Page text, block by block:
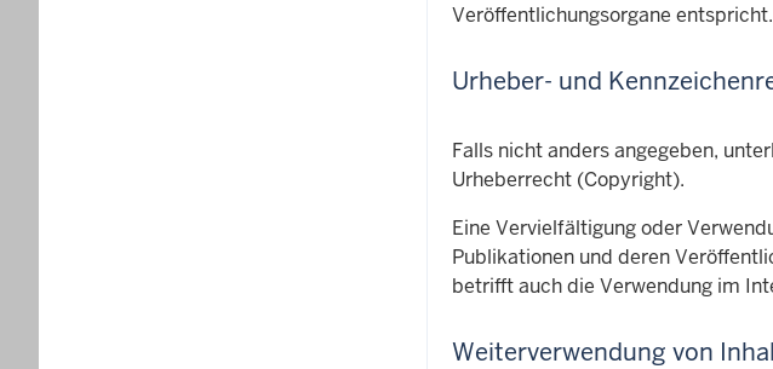
Veröffentlichungsorgane entspricht.
Urheber- und
Falls nicht anders angegeben,
Urheberrecht (Copyright).
Eine Vervielfältigung oder
Publikationen und deren
betrifft auch die Verwendung im
Weiterverwendung von